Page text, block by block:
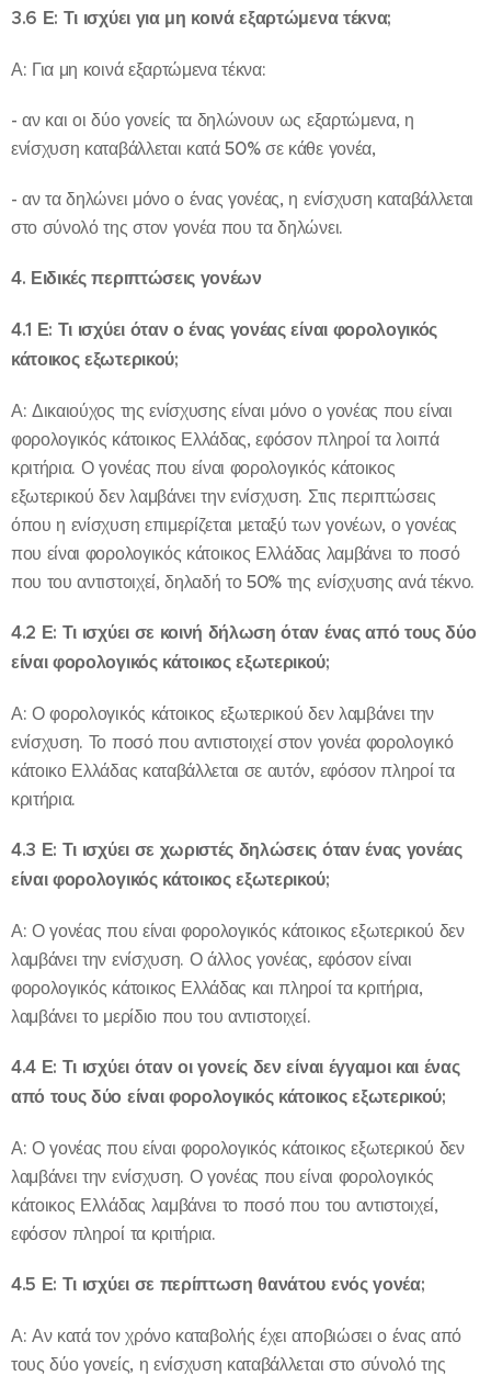
3.6 Ε: Τι ισχύει για μη κοινά εξαρτώμενα τέκνα;
Α: Για μη κοινά εξαρτώμενα τέκνα:
- αν και οι δύο γονείς τα δηλώνουν ως εξαρτώμενα, η
ενίσχυση καταβάλλεται κατά 50% σε κάθε γονέα,
- αν τα δηλώνει μόνο ο ένας γονέας, η ενίσχυση καταβάλλεται
στο σύνολό της στον γονέα που τα δηλώνει.
4. Ειδικές περιπτώσεις γονέων
4.1 Ε: Τι ισχύει όταν ο ένας γονέας είναι φορολογικός
κάτοικος εξωτερικού;
Α: Δικαιούχος της ενίσχυσης είναι μόνο ο γονέας που είναι
φορολογικός κάτοικος Ελλάδας, εφόσον πληροί τα λοιπά
κριτήρια. Ο γονέας που είναι φορολογικός κάτοικος
εξωτερικού δεν λαμβάνει την ενίσχυση. Στις περιπτώσεις
όπου η ενίσχυση επιμερίζεται μεταξύ των γονέων, ο γονέας
που είναι φορολογικός κάτοικος Ελλάδας λαμβάνει το ποσό
που του αντιστοιχεί, δηλαδή το 50% της ενίσχυσης ανά τέκνο.
4.2 Ε: Τι ισχύει σε κοινή δήλωση όταν ένας από τους δύο
είναι φορολογικός κάτοικος εξωτερικού;
Α: Ο φορολογικός κάτοικος εξωτερικού δεν λαμβάνει την
ενίσχυση. Το ποσό που αντιστοιχεί στον γονέα φορολογικό
κάτοικο Ελλάδας καταβάλλεται σε αυτόν, εφόσον πληροί τα
κριτήρια.
4.3 Ε: Τι ισχύει σε χωριστές δηλώσεις όταν ένας γονέας
είναι φορολογικός κάτοικος εξωτερικού;
Α: Ο γονέας που είναι φορολογικός κάτοικος εξωτερικού δεν
λαμβάνει την ενίσχυση. Ο άλλος γονέας, εφόσον είναι
φορολογικός κάτοικος Ελλάδας και πληροί τα κριτήρια,
λαμβάνει το μερίδιο που του αντιστοιχεί.
4.4 Ε: Τι ισχύει όταν οι γονείς δεν είναι έγγαμοι και ένας
από τους δύο είναι φορολογικός κάτοικος εξωτερικού;
Α: Ο γονέας που είναι φορολογικός κάτοικος εξωτερικού δεν
λαμβάνει την ενίσχυση. Ο γονέας που είναι φορολογικός
κάτοικος Ελλάδας λαμβάνει το ποσό που του αντιστοιχεί,
εφόσον πληροί τα κριτήρια.
4.5 Ε: Τι ισχύει σε περίπτωση θανάτου ενός γονέα;
Α: Αν κατά τον χρόνο καταβολής έχει αποβιώσει ο ένας από
τους δύο γονείς, η ενίσχυση καταβάλλεται στο σύνολό της